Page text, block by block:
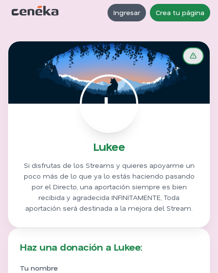
Ingresar Crea tu página
L
Lukee
Si disfrutas de los Streams y quieres apoyarme un
poco más de lo que ya lo estás haciendo pasando
por el Directo, una aportación siempre es bien
recibida y agradecida INFINITAMENTE, Toda
aportación será destinada a la mejora del Stream.
Haz una donación a Lukee:
Tu nombre